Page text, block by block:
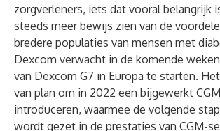
zorgverleners, iets dat vooral belangrijk
steeds meer bewijs zien van de
bredere populaties van mensen met
Dexcom verwacht in de komende
van Dexcom G7 in Europa te starten.
van plan om in 2022 een bijgewerkt
introduceren, waarmee de volgende
wordt gezet in de prestaties van CGM-